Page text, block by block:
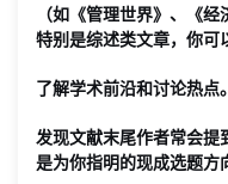
（如《管理世界》、《
特别是综述类文章，你可
了解学术前沿和讨论热点。
发现文献末尾作者常会提
是为你指明的现成选题方